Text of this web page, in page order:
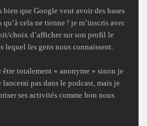
bien que Google veut avoir des bases
cela ne tienne ! je m’inscris avec
choix d’afficher sur son profil le
lequel les gens nous connaissent.
être totalement « anonyme » sinon je
pas dans le podcast, mais je
ses activités comme bon nous